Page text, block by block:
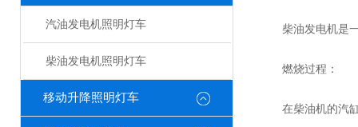
汽油发电机照明灯车
柴油发电机照明灯车
移动升降照明灯车
柴油发电机是一
燃烧过程：
在柴油机的汽缸